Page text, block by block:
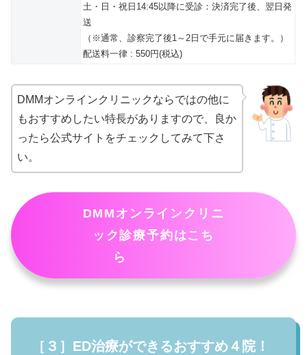
土・日・祝日14:45以降に受診：決済完了後、翌日発
送
（※通常、診察完了後1～2日で手元に届きます。）
配送料一律 : 550円(税込)
DMMオンラインクリニックならではの他に
もおすすめしたい特長がありますので、良か
ったら公式サイトをチェックしてみて下さ
い。
DMMオンラインクリニ
ック診療予約はこち
ら
［３］ED治療ができるおすすめ４院！